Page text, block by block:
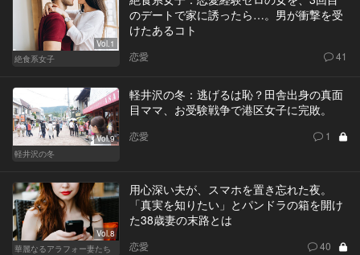
Vol.1
絶食系女子
のデートで家に誘ったら…。男が衝撃を受
けたあるコト
恋愛 41
Vol.9
軽井沢の冬
軽井沢の冬：逃げるは恥？田舎出身の真面
目ママ、お受験戦争で港区女子に完敗。
恋愛 1
Vol.8
華麗なるアラフォー妻たち
用心深い夫が、スマホを置き忘れた夜。
「真実を知りたい」とパンドラの箱を開け
た38歳妻の末路とは
恋愛 40